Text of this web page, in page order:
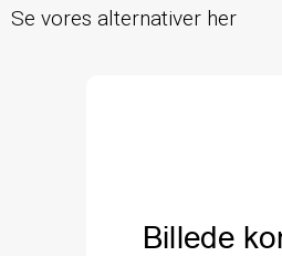
Se vores alternativer her